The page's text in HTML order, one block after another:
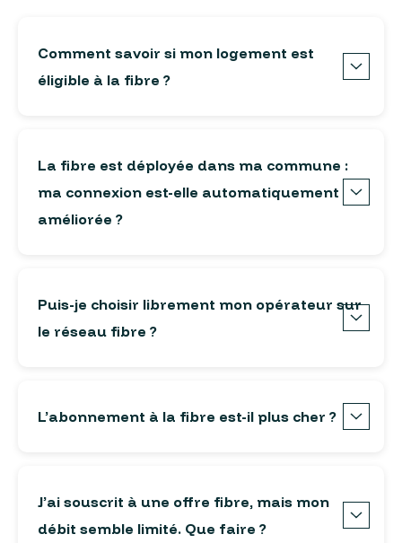
Comment savoir si mon logement est
éligible à la fibre ?
La fibre est déployée dans ma commune :
ma connexion est-elle automatiquement
améliorée ?
Puis-je choisir librement mon opérateur sur
le réseau fibre ?
L’abonnement à la fibre est-il plus cher ?
J’ai souscrit à une offre fibre, mais mon
débit semble limité. Que faire ?